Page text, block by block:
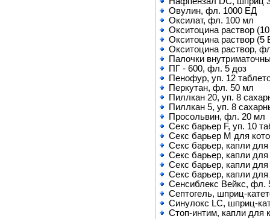
Овулин, фл. 1000 ЕД
Оксилат, фл. 100 мл
Окситоцина раствор
Окситоцина раствор
Окситоцина раствор,
Палочки
ПГ - 600, фл. 5 доз
Пенофур, уп. 12
Перкутан, фл. 50 мл
Пиллкан 20, уп. 8
Пиллкан 5, уп. 8
Просольвин, фл. 20 мл
Секс барьер F, уп. 10
Секс барьер М для
Секс барьер, капли
Секс барьер, капли
Секс барьер, капли
Секс барьер, капли
Сенсиблекс Вейкс, фл.
Септогель, шприц-
Синулокс LC, шприц-
Стоп-интим, капли для